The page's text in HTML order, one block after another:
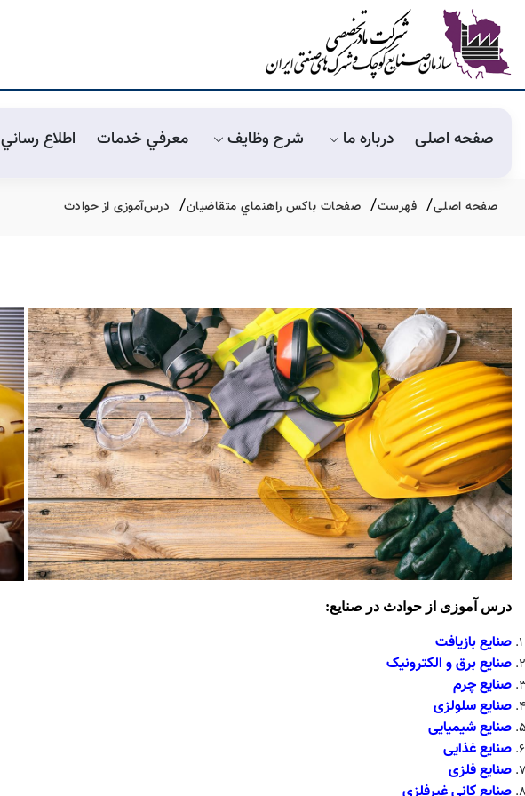
صفحه اصلی درباره ما شرح وظايف معرفي خدمات اطلاع رساني
صفحه اصلی فهرست صفحات باکس راهنماي متقاضيان درس‌آموزی از حوادث
درس آموزی از حوادث در صنایع:
صنایع بازیافت
صنایع برق و الکترونیک
صنایع چرم
صنایع سلولزی
صنایع شیمیایی
صنایع غذایی
صنایع فلزی